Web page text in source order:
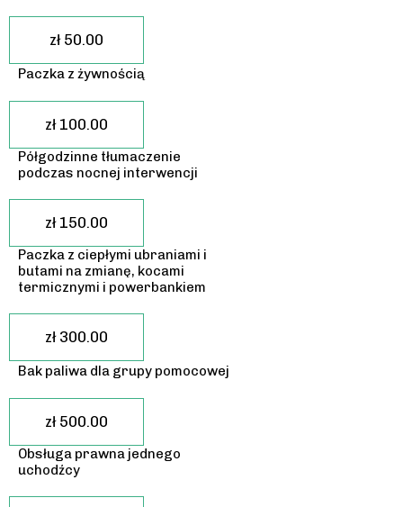
zł 50.00
Paczka z żywnością
zł 100.00
Półgodzinne tłumaczenie
podczas nocnej interwencji
zł 150.00
Paczka z ciepłymi ubraniami i
butami na zmianę, kocami
termicznymi i powerbankiem
zł 300.00
Bak paliwa dla grupy pomocowej
zł 500.00
Obsługa prawna jednego
uchodźcy